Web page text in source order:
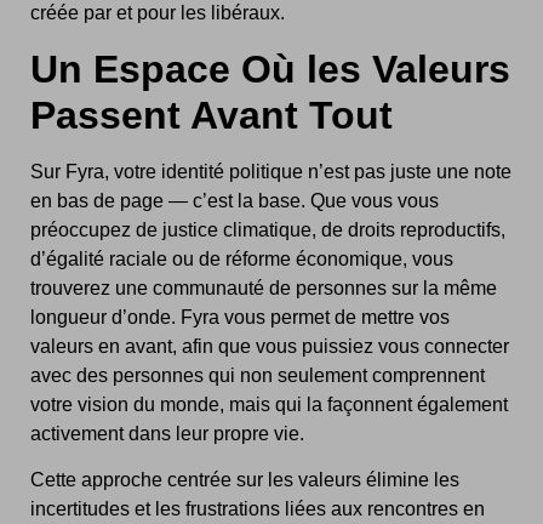
créée par et pour les libéraux.
Un Espace Où les Valeurs
Passent Avant Tout
Sur Fyra, votre identité politique n’est pas juste une note
en bas de page — c’est la base. Que vous vous
préoccupez de justice climatique, de droits reproductifs,
d’égalité raciale ou de réforme économique, vous
trouverez une communauté de personnes sur la même
longueur d’onde. Fyra vous permet de mettre vos
valeurs en avant, afin que vous puissiez vous connecter
avec des personnes qui non seulement comprennent
votre vision du monde, mais qui la façonnent également
activement dans leur propre vie.
Cette approche centrée sur les valeurs élimine les
incertitudes et les frustrations liées aux rencontres en